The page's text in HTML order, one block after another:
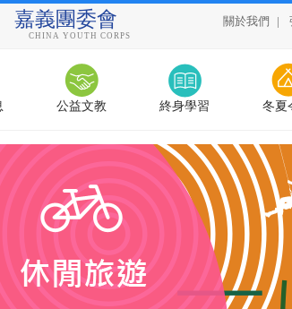
嘉義團委會
CHINA YOUTH CORPS
關於我們 |
公益文教 終身學習 冬夏